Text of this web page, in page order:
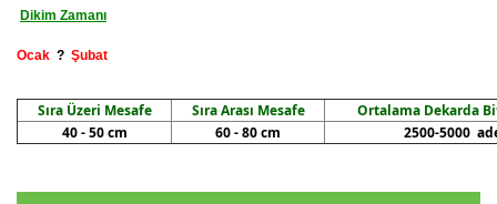
Dikim Zamanı
Ocak ? Şubat
Sıra Üzeri Mesafe Sıra Arası Mesafe
Ortalama Dekarda
40 - 50 cm
60 - 80 cm 2500-5000